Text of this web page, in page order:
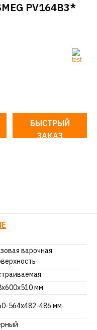
PV164B3*
БЫСТРЫЙ
ЗАКАЗ
варочная
мм
564х482-486 мм